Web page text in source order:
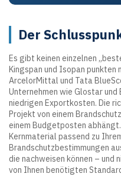
Der
Es gibt keinen einzelnen
Kingspan und Isopan
ArcelorMittal und Tata
Unternehmen wie Glostar
niedrigen Exportkosten. Die
Projekt von einem
einem Budgetposten
Kernmaterial passend zu
Brandschutzbestimmungen
die nachweisen können – und
von Ihnen benötigten